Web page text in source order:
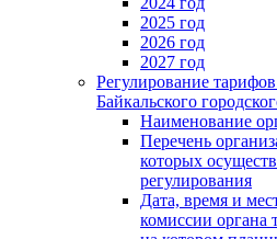
2025 год
2026 год
2027 год
Регулирование
Байкальского
Наименование
Перечень
которых
регулирования
Дата, время и
комиссии органа